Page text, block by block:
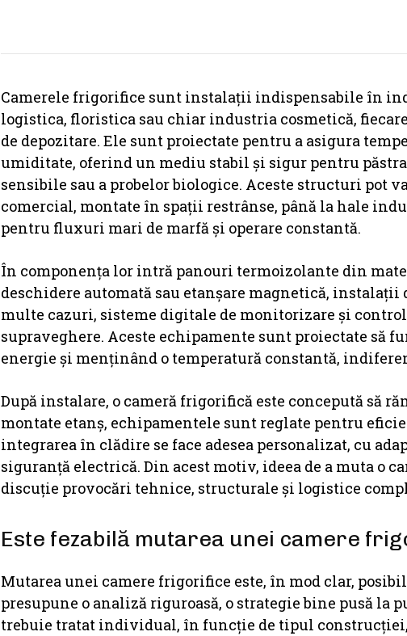
Camerele frigorifice sunt instalații indispensabile în
logistica, floristica sau chiar industria cosmetică,
de depozitare. Ele sunt proiectate pentru a asigura
umiditate, oferind un mediu stabil și sigur pentru
sensibile sau a probelor biologice. Aceste structuri pot
comercial, montate în spații restrânse, până la hale
pentru fluxuri mari de marfă și operare constantă.
În componența lor intră panouri termoizolante din
deschidere automată sau etanșare magnetică, instalații
multe cazuri, sisteme digitale de monitorizare și
supraveghere. Aceste echipamente sunt proiectate să
energie și menținând o temperatură constantă,
După instalare, o cameră frigorifică este concepută să
montate etanș, echipamentele sunt reglate pentru
integrarea în clădire se face adesea personalizat, cu
siguranță electrică. Din acest motiv, ideea de a muta o
discuție provocări tehnice, structurale și logistice
Este fezabilă mutarea unei camere
Mutarea unei camere frigorifice este, în mod clar,
presupune o analiză riguroasă, o strategie bine pusă la
trebuie tratat individual, în funcție de tipul